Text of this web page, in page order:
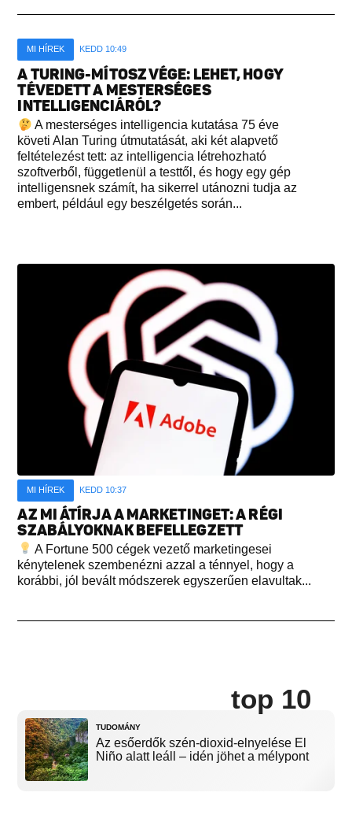
MI HÍREK KEDD 10:49
A TURING-MÍTOSZ VÉGE: LEHET, HOGY
TÉVEDETT A MESTERSÉGES
INTELLIGENCIÁRÓL?
A mesterséges intelligencia kutatása 75 éve
követi Alan Turing útmutatását, aki két alapvető
feltételezést tett: az intelligencia létrehozható
szoftverből, függetlenül a testtől, és hogy egy gép
intelligensnek számít, ha sikerrel utánozni tudja az
embert, például egy beszélgetés során...
MI HÍREK KEDD 10:37
AZ MI ÁTÍRJA A MARKETINGET: A RÉGI
SZABÁLYOKNAK BEFELLEGZETT
A Fortune 500 cégek vezető marketingesei
kénytelenek szembenézni azzal a ténnyel, hogy a
korábbi, jól bevált módszerek egyszerűen elavultak...
top 10
TUDOMÁNY
Az esőerdők szén-dioxid-elnyelése El
Niño alatt leáll – idén jöhet a mélypont